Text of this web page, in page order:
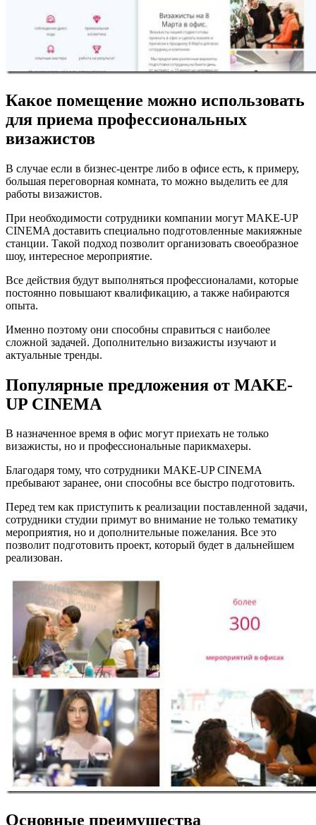
Какое помещение можно использовать
для приема профессиональных
визажистов
В случае если в бизнес-центре либо в офисе есть, к примеру,
большая переговорная комната, то можно выделить ее для
работы визажистов.
При необходимости сотрудники компании могут MAKE-UP
CINEMA доставить специально подготовленные макияжные
станции. Такой подход позволит организовать своеобразное
шоу, интересное мероприятие.
Все действия будут выполняться профессионалами, которые
постоянно повышают квалификацию, а также набираются
опыта.
Именно поэтому они способны справиться с наиболее
сложной задачей. Дополнительно визажисты изучают и
актуальные тренды.
Популярные предложения от MAKE-
UP CINEMA
В назначенное время в офис могут приехать не только
визажисты, но и профессиональные парикмахеры.
Благодаря тому, что сотрудники MAKE-UP CINEMA
пребывают заранее, они способны все быстро подготовить.
Перед тем как приступить к реализации поставленной задачи,
сотрудники студии примут во внимание не только тематику
мероприятия, но и дополнительные пожелания. Все это
позволит подготовить проект, который будет в дальнейшем
реализован.
Основные преимущества